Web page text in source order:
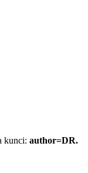
kunci: author=DR.